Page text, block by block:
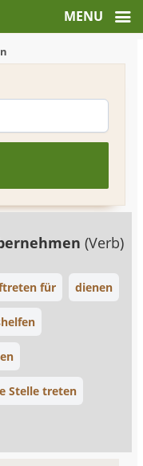
(Verb)
für dienen
Stelle treten